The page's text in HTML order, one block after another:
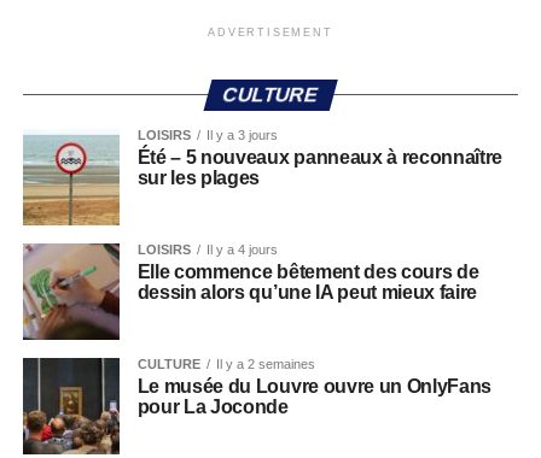
ADVERTISEMENT
CULTURE
LOISIRS Il y a 3 jours
Été – 5 nouveaux panneaux à reconnaître
sur les plages
LOISIRS Il y a 4 jours
Elle commence bêtement des cours de
dessin alors qu’une IA peut mieux faire
CULTURE Il y a 2 semaines
Le musée du Louvre ouvre un OnlyFans
pour La Joconde